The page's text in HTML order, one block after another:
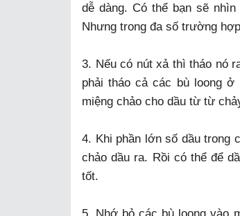
dễ dàng. Có thể bạn sẽ
Nhưng trong đa số trường
3. Nếu có nút xả thì tháo nó
phải tháo cả các bù loong
miệng chảo cho dầu từ từ
4. Khi phần lớn số dầu trong
chảo dầu ra. Rồi có thể để
tốt.
5. Nhớ bỏ các bù loong vào